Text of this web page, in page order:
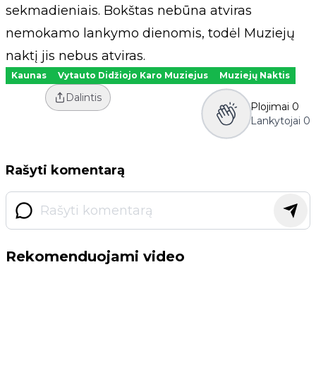
sekmadieniais. Bokštas nebūna atviras
nemokamo lankymo dienomis, todėl Muziejų
naktį jis nebus atviras.
Kaunas Vytauto Didžiojo Karo Muziejus Muziejų Naktis
Dalintis
Plojimai 0
Lankytojai 0
Rašyti komentarą
Rekomenduojami video